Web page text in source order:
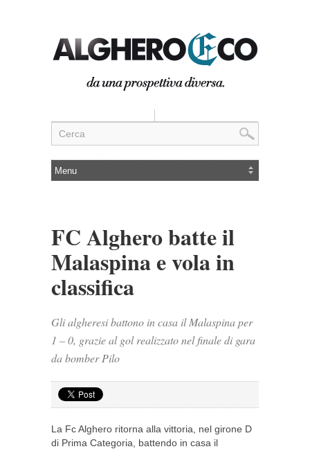
FC Alghero batte il
Malaspina e vola in
classifica
Gli algheresi battono in casa il Malaspina per
1 – 0, grazie al gol realizzato nel finale di gara
da bomber Pilo
La Fc Alghero ritorna alla vittoria, nel girone D
di Prima Categoria, battendo in casa il